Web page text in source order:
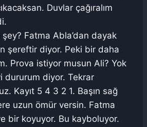
Duvlar çağıralım
Fatma Abla’dan dayak
şereftir diyor. Peki bir daha
Prova istiyor musun Ali? Yok
dururum diyor. Tekrar
Kayıt 5 4 3 2 1. Başın sağ
uzun ömür versin. Fatma
bir koyuyor. Bu kayboluyor.